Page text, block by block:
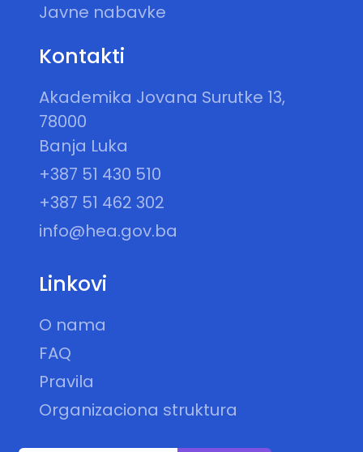
Javne nabavke
Kontakti
Akademika Jovana Surutke 13,
78000
Banja Luka
+387 51 430 510
+387 51 462 302
info@hea.gov.ba
Linkovi
O nama
FAQ
Pravila
Organizaciona struktura